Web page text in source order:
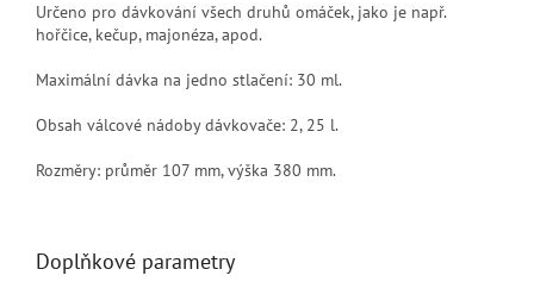
Určeno pro dávkování všech druhů omáček, jako je např.
hořčice, kečup, majonéza, apod.
Maximální dávka na jedno stlačení: 30 ml.
Obsah válcové nádoby dávkovače: 2, 25 l.
Rozměry: průměr 107 mm, výška 380 mm.
Doplňkové parametry